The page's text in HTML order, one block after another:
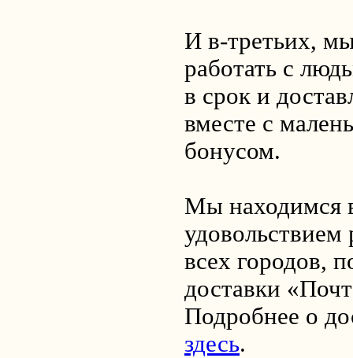
И в-третьих,
работать с
в срок и
вместе с
бонусом.
Мы находимся
всех городов,
доставки
Подробнее о
здесь.